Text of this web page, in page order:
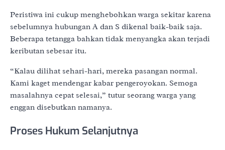
Peristiwa ini cukup menghebohkan warga sekitar karena
sebelumnya hubungan A dan S dikenal baik-baik saja.
Beberapa tetangga bahkan tidak menyangka akan terjadi
keributan sebesar itu.
“Kalau dilihat sehari-hari, mereka pasangan normal.
Kami kaget mendengar kabar pengeroyokan. Semoga
masalahnya cepat selesai,” tutur seorang warga yang
enggan disebutkan namanya.
Proses Hukum Selanjutnya